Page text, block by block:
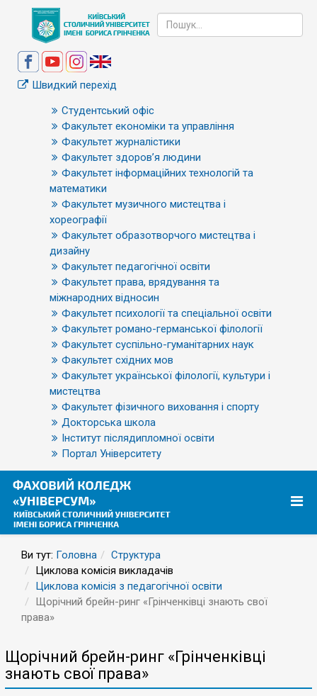
Швидкий перехід
Студентський офіс
Факультет економіки та управління
Факультет журналістики
Факультет здоров’я людини
Факультет інформаційних технологій та
математики
Факультет музичного мистецтва і
хореографії
Факультет образотворчого мистецтва і
дизайну
Факультет педагогічної освіти
Факультет права, врядування та
міжнародних відносин
Факультет психології та спеціальної освіти
Факультет романо-германської філології
Факультет суспільно-гуманітарних наук
Факультет східних мов
Факультет української філології, культури і
мистецтва
Факультет фізичного виховання і спорту
Докторська школа
Інститут післядипломної освіти
Портал Університету
Ви тут: Головна
Структура
Циклова комісія викладачів
Циклова комісія з педагогічної освіти
Щорічний брейн-ринг «Грінченківці знають свої
права»
Щорічний брейн-ринг «Грінченківці
знають свої права»